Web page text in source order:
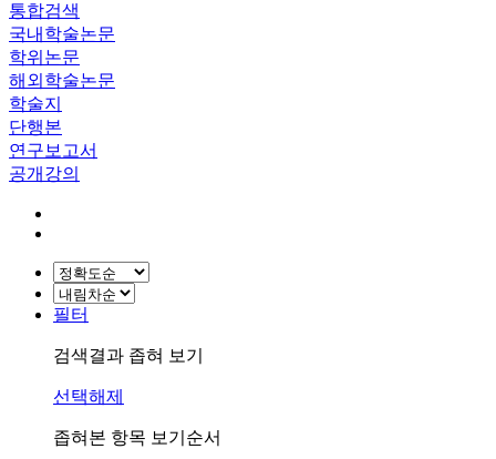
통합검색
국내학술논문
학위논문
해외학술논문
학술지
단행본
연구보고서
공개강의
필터
검색결과 좁혀 보기
선택해제
좁혀본 항목 보기순서